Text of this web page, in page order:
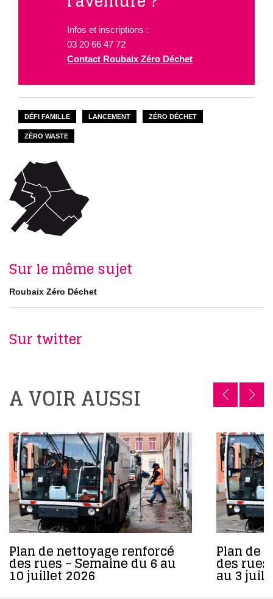
Infos et inscriptions :
03 20 66 47 72
Contact Roubaix Zéro Déchet
DÉFI FAMILLE LANCEMENT ZÉRO DÉCHET
ZÉRO WASTE
Sur le même sujet
Roubaix Zéro Déchet
Sur twitter
A VOIR AUSSI
Plan de nettoyage renforcé
des rues – Semaine du 6 au
10 juillet 2026
Plan de
des
au 3